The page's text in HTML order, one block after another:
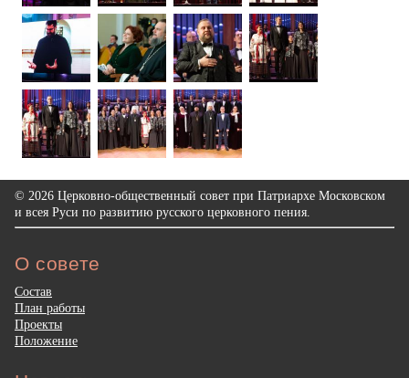
© 2026 Церковно-общественный совет при Патриархе Московском
и всея Руси по развитию русского церковного пения.
О совете
Состав
План работы
Проекты
Положение